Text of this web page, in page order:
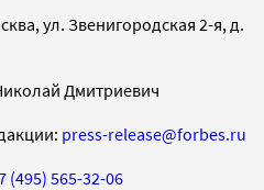
ул. Звенигородская 2-я, д.
Дмитриевич
press-release@forbes.ru
(495) 565-32-06